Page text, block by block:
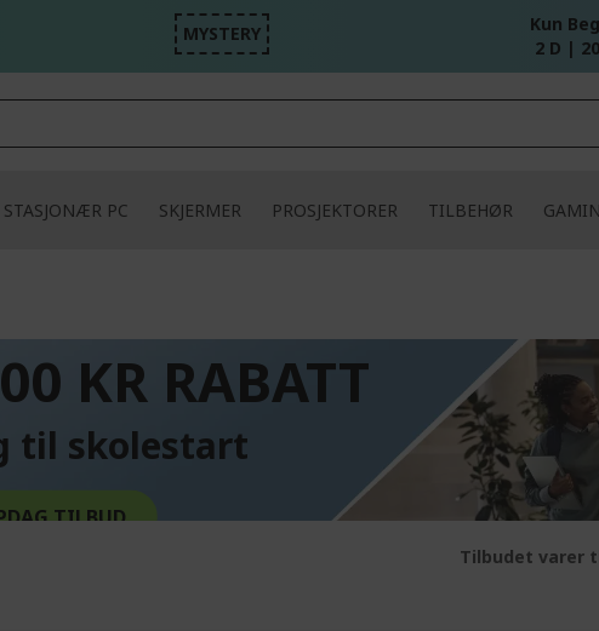
MYSTERY
Kun
2 D |
STASJONÆR PC SKJERMER PROSJEKTORER TILBEHØR
KR RABATT
til skolestart
TILBUD
Tilbudet varer